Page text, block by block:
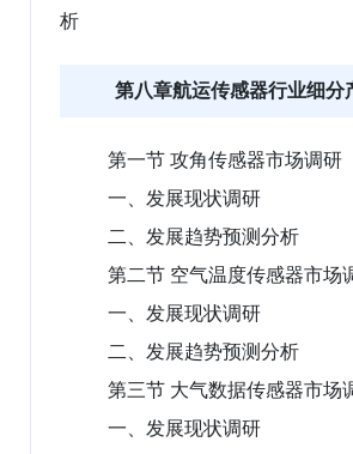
析
第八章航运传感器行业细分
第一节 攻角传感器市场调研
一、发展现状调研
二、发展趋势预测分析
第二节 空气温度传感器市场
一、发展现状调研
二、发展趋势预测分析
第三节 大气数据传感器市场
一、发展现状调研